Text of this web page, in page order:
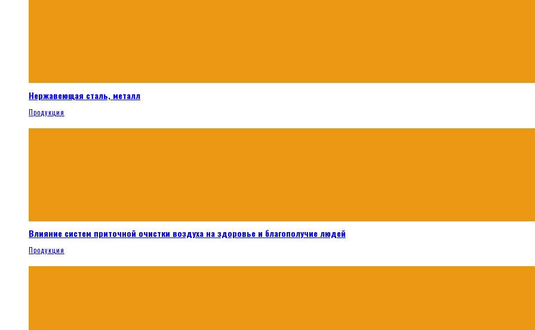
Нержавеющая сталь, металл
Продукция
Влияние систем приточной очистки воздуха на здоровье и благополучие людей
Продукция